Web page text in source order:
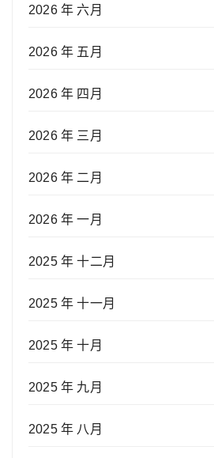
2026 年 六月
2026 年 五月
2026 年 四月
2026 年 三月
2026 年 二月
2026 年 一月
2025 年 十二月
2025 年 十一月
2025 年 十月
2025 年 九月
2025 年 八月